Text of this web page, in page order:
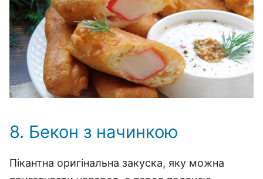
8. Бекон з начинкою
Пікантна оригінальна закуска, яку можна